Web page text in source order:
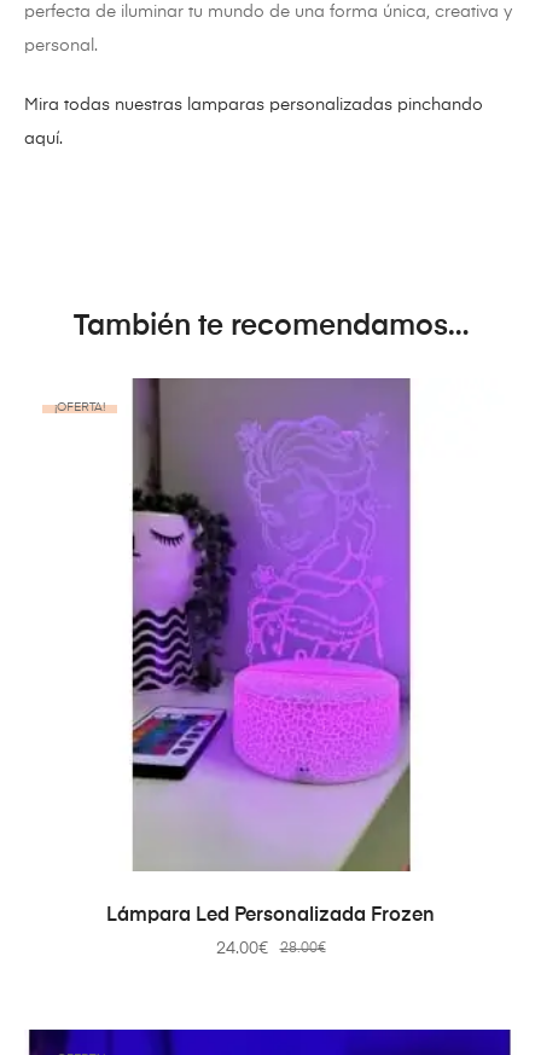
perfecta de iluminar tu mundo de una forma única, creativa y
personal.
Mira todas nuestras lamparas personalizadas pinchando
aquí.
También te recomendamos…
¡OFERTA!
SELECT OPTIONS
Lámpara Led Personalizada Frozen
28.00€
24.00€